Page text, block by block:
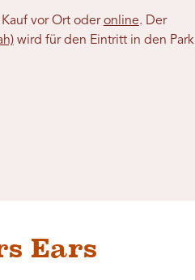
vor Ort oderonline. Der
wird für den Eintritt in den Park
Ears